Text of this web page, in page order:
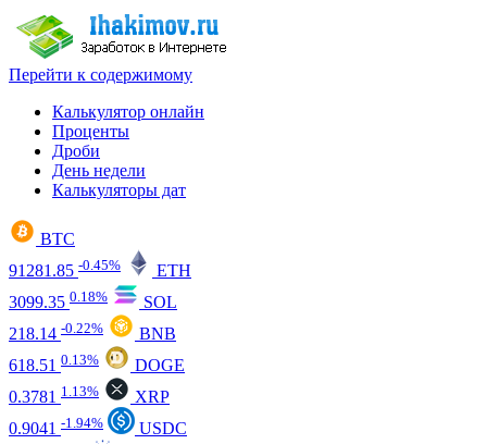
Перейти к содержимому
Калькулятор онлайн
Проценты
Дроби
День недели
Калькуляторы дат
BTC
91281.85 -0.45%
ETH
3099.35 0.18%
SOL
218.14 -0.22%
BNB
618.51 0.13%
DOGE
0.3781 1.13%
XRP
0.9041 -1.94%
USDC